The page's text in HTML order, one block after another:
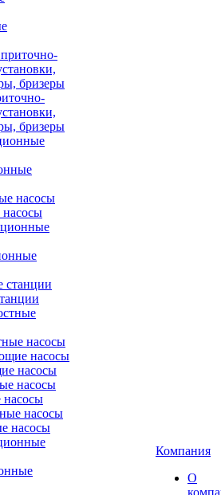
бризеры
насосы
насосы
насосы
Компания
О